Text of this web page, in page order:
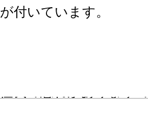
が付いています。
ンケース CCT1900に